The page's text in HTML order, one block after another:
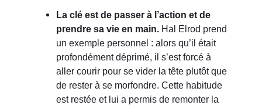
La clé est de passer à l’action et de
prendre sa vie en main. Hal Elrod prend
un exemple personnel : alors qu’il était
profondément déprimé, il s’est forcé à
aller courir pour se vider la tête plutôt que
de rester à se morfondre. Cette habitude
est restée et lui a permis de remonter la